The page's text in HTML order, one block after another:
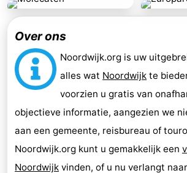
Over ons
Noordwijk.org is uw
alles wat Noordwijk te
voorzien u gratis van
objectieve informatie, aangezien we
aan een gemeente, reisbureau of
Noordwijk.org kunt u gemakkelijk een
Noordwijk vinden, of u nu verlangt